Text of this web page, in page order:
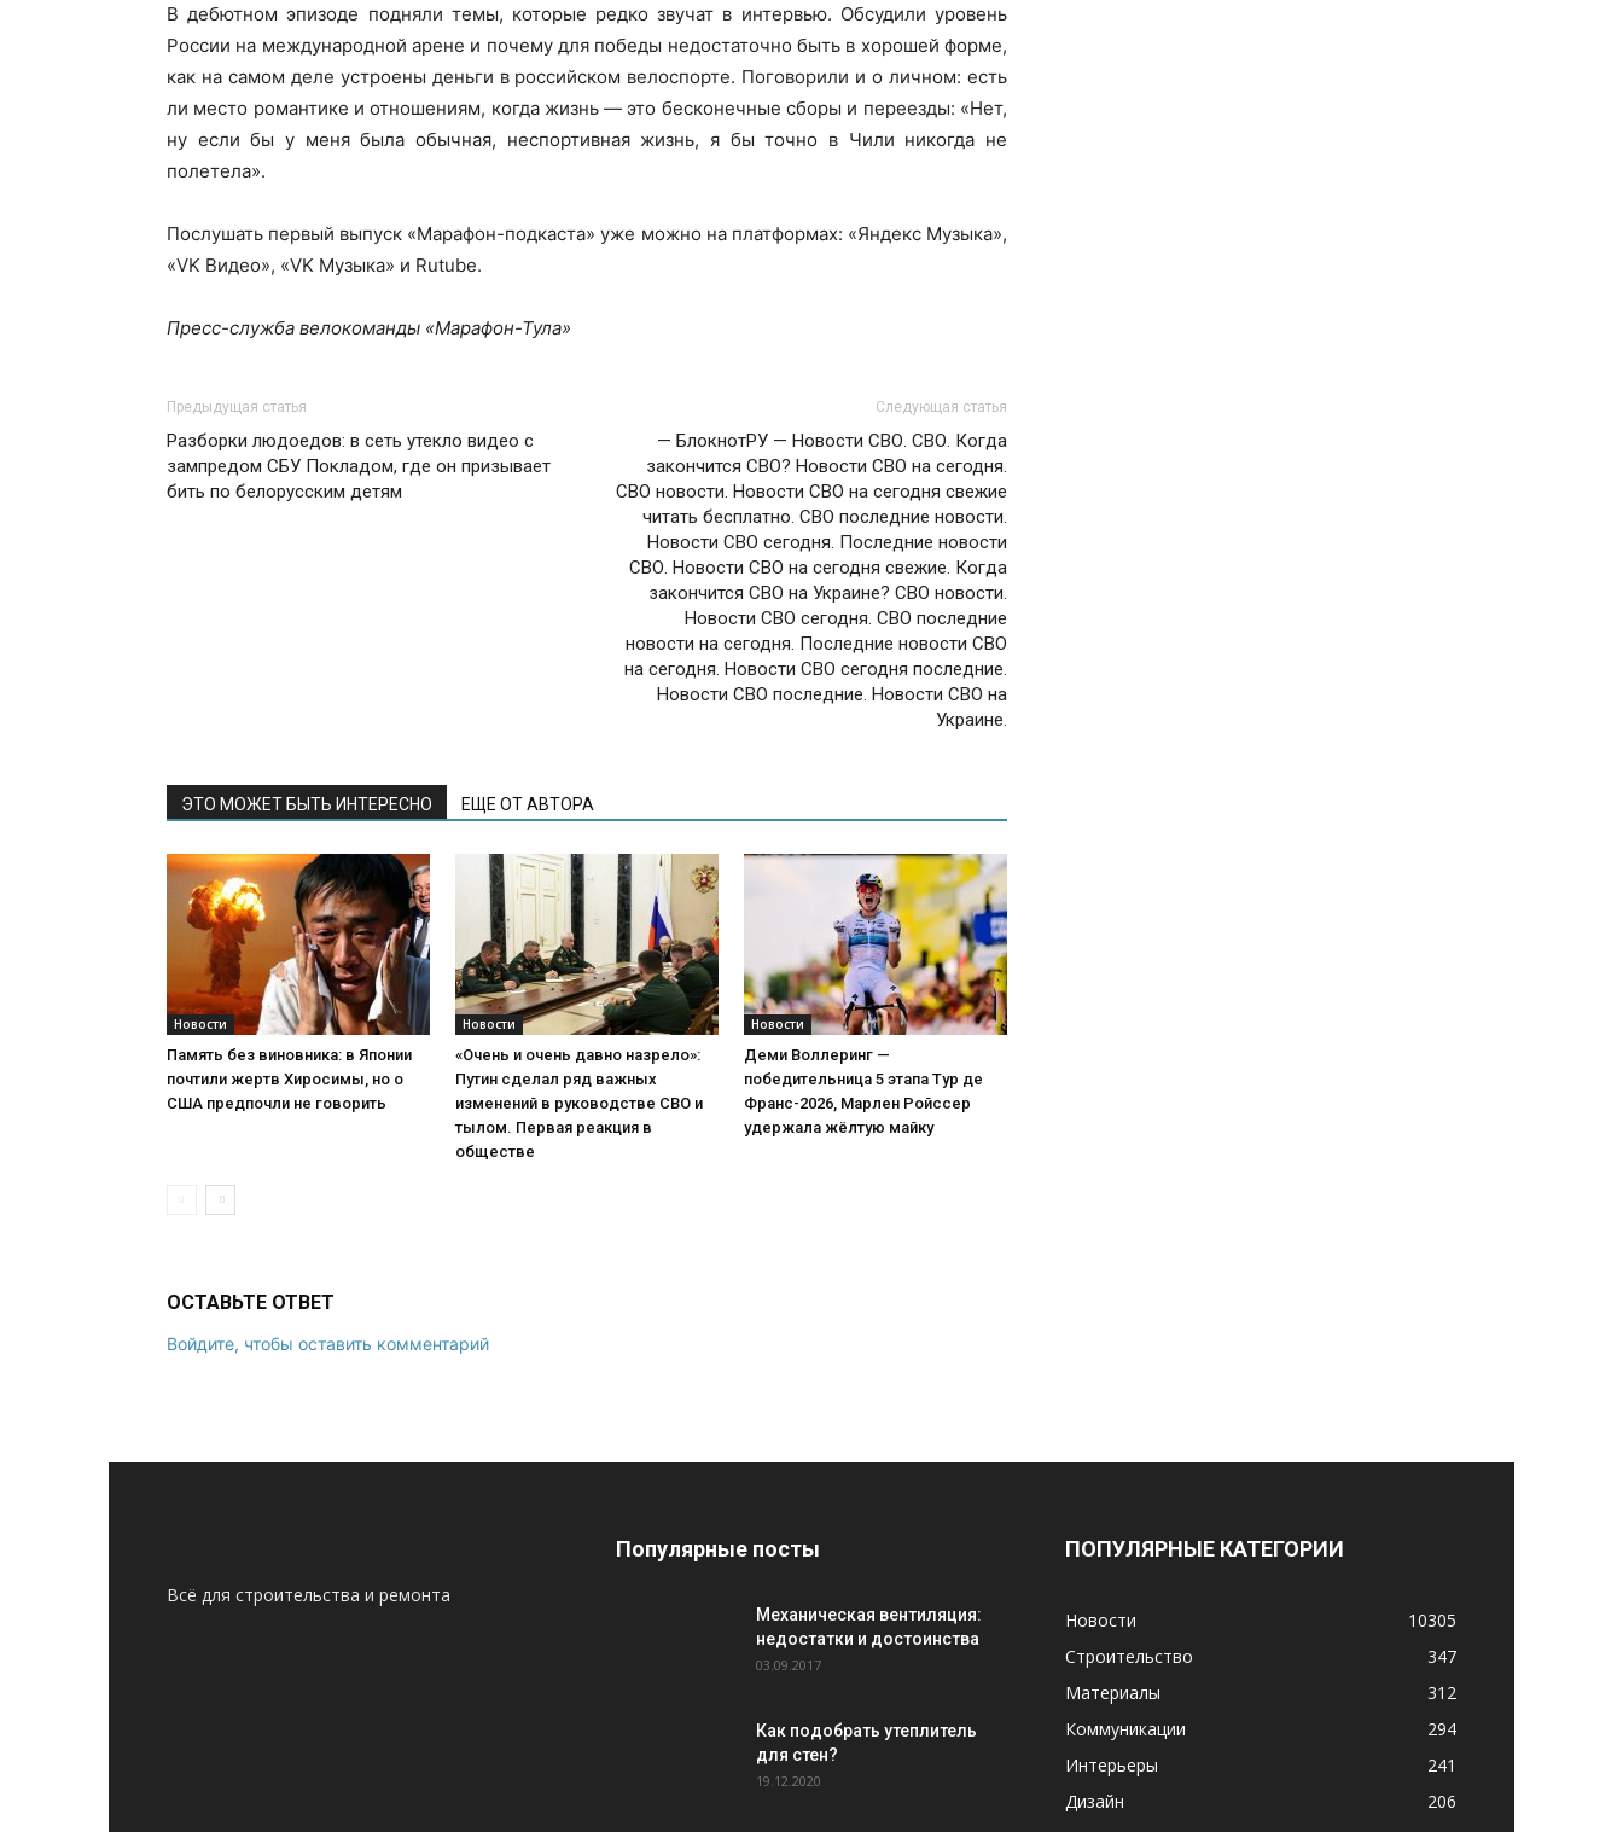
В дебютном эпизоде подняли темы, которые редко звучат в интервью. Обсудили уровень
России на международной арене и почему для победы недостаточно быть в хорошей форме,
как на самом деле устроены деньги в российском велоспорте. Поговорили и о личном: есть
ли место романтике и отношениям, когда жизнь — это бесконечные сборы и переезды: «Нет,
ну если бы у меня была обычная, неспортивная жизнь, я бы точно в Чили никогда не
полетела».
Послушать первый выпуск «Марафон-подкаста» уже можно на платформах: «Яндекс Музыка»,
«VK Видео», «VK Музыка» и Rutube.
Пресс-служба велокоманды «Марафон-Тула»
Предыдущая статья
Разборки людоедов: в сеть утекло видео с
зампредом СБУ Покладом, где он призывает
бить по белорусским детям
Следующая статья
— БлокнотРУ — Новости СВО. СВО. Когда
закончится СВО? Новости СВО на сегодня.
СВО новости. Новости СВО на сегодня свежие
читать бесплатно. СВО последние новости.
Новости СВО сегодня. Последние новости
СВО. Новости СВО на сегодня свежие. Когда
закончится СВО на Украине? СВО новости.
Новости СВО сегодня. СВО последние
новости на сегодня. Последние новости СВО
на сегодня. Новости СВО сегодня последние.
Новости СВО последние. Новости СВО на
Украине.
ЭТО МОЖЕТ БЫТЬ ИНТЕРЕСНО ЕЩЕ ОТ АВТОРА
Новости
Память без виновника: в Японии
почтили жертв Хиросимы, но о
США предпочли не говорить
Новости
«Очень и очень давно назрело»:
Путин сделал ряд важных
изменений в руководстве СВО и
тылом. Первая реакция в
обществе
Новости
Деми Воллеринг —
победительница 5 этапа Тур де
Франс-2026, Марлен Ройссер
удержала жёлтую майку
ОСТАВЬТЕ ОТВЕТ
Войдите, чтобы оставить комментарий
Всё для строительства и ремонта
Популярные посты
Механическая вентиляция:
недостатки и достоинства
03.09.2017
Как подобрать утеплитель
для стен?
19.12.2020
ПОПУЛЯРНЫЕ КАТЕГОРИИ
Новости
10305
Строительство
347
Материалы
312
Коммуникации
294
Интерьеры
241
Дизайн
206